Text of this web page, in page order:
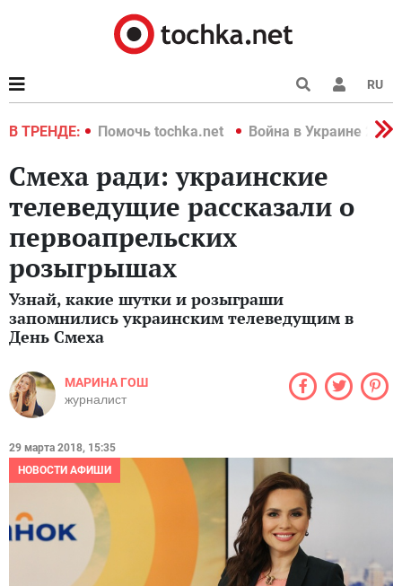
RU
В ТРЕНДЕ:
2022 Помочь tochka.net Война в Украине 2022
Смеха ради: украинские
телеведущие рассказали о
первоапрельских
розыгрышах
Узнай, какие шутки и розыграши
запомнились украинским телеведущим в
День Смеха
МАРИНА ГОШ
журналист
29 марта 2018, 15:35
НОВОСТИ АФИШИ